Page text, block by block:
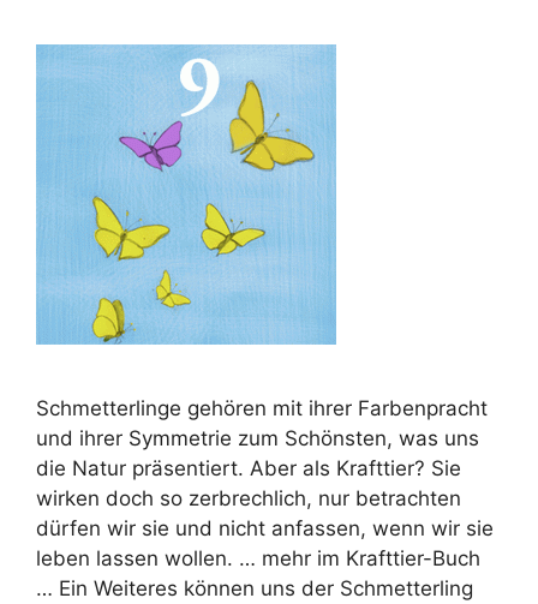
Schmetterlinge gehören mit ihrer Farbenpracht
und ihrer Symmetrie zum Schönsten, was uns
die Natur präsentiert. Aber als Krafttier? Sie
wirken doch so zerbrechlich, nur betrachten
dürfen wir sie und nicht anfassen, wenn wir sie
leben lassen wollen. … mehr im Krafttier-Buch
… Ein Weiteres können uns der Schmetterling